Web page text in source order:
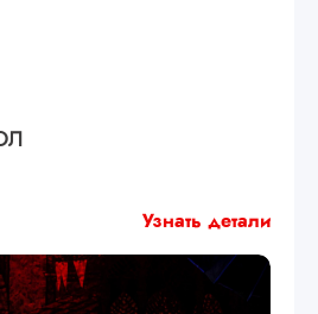
Узнать детали